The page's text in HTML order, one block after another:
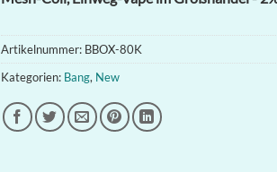
Artikelnummer: BBOX-80K
Kategorien: Bang, New